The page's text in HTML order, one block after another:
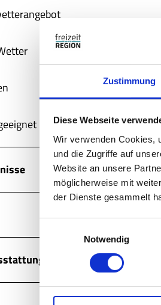
Zustimmung
Diese Webseite
Wir verwenden Cookies,
und die Zugriffe auf
Website an unsere
möglicherweise mit
der Dienste gesammelt
i
w
i
Notwendig
Einrichtung